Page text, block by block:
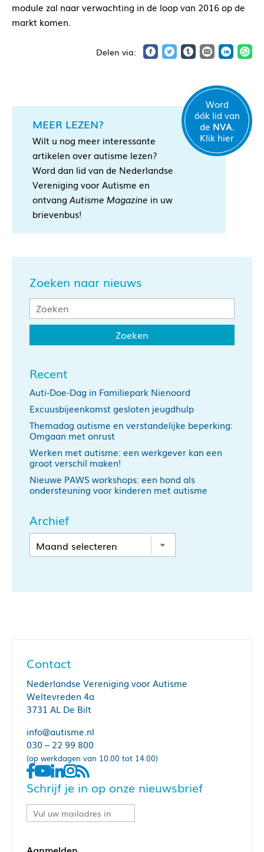
module zal naar verwachting in de loop van 2016 op de
markt komen.
MEER LEZEN?
Wilt u nog meer interessante
artikelen over autisme lezen?
Word dan lid van de Nederlandse
Vereniging voor Autisme en
ontvang Autisme Magazine in uw
brievenbus!
Word
óók lid van
de NVA.
Klik hier
Zoeken naar nieuws
Recent
Auti-Doe-Dag in Familiepark Nienoord
Excuusbijeenkomst gesloten jeugdhulp
Themadag autisme en verstandelijke beperking:
Omgaan met onrust
Werken met autisme: een werkgever kan een
groot verschil maken!
Nieuwe PAWS workshops: een hond als
ondersteuning voor kinderen met autisme
Archief
Contact
Nederlandse Vereniging voor Autisme
Weltevreden 4a
3731 AL De Bilt
info@autisme.nl
030 – 22 99 800
(op werkdagen van 10.00 tot 14.00)
Schrijf je in op onze nieuwsbrief